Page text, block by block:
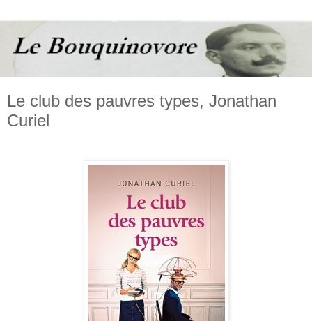
Le club des pauvres types, Jonathan
Curiel